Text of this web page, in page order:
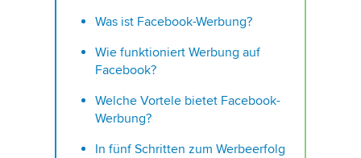
Was ist Facebook-Werbung?
Wie funktioniert Werbung auf
Facebook?
Welche Vortele bietet Facebook-
Werbung?
In fünf Schritten zum Werbeerfolg